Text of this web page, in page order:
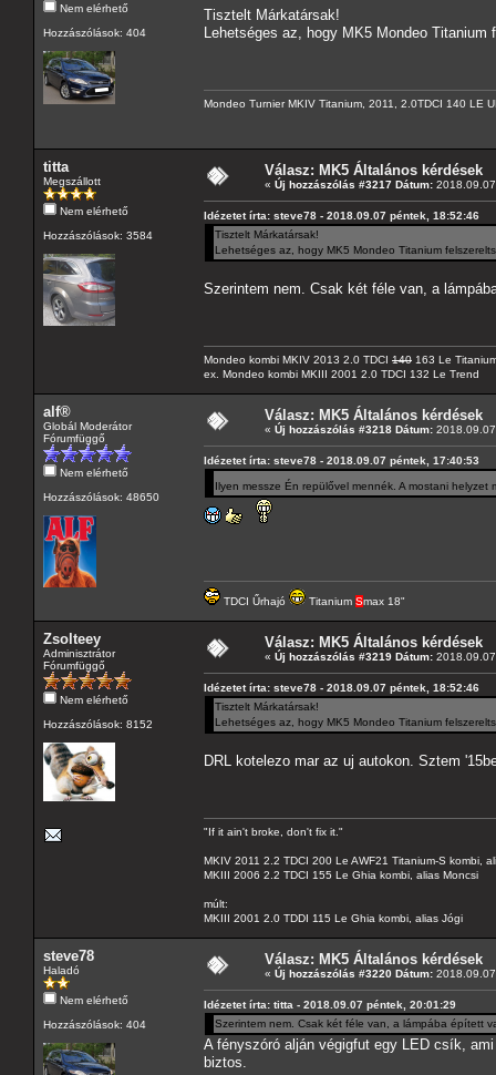
Nem elérhető
Hozzászólások: 404
Tisztelt Márkatársak!
Lehetséges az, hogy MK5 Mondeo
Mondeo Turnier MKIV Titanium, 2011, 2.0TDCI 140 LE
titta
Megszállott
Nem elérhető
Hozzászólások: 3584
Válasz: MK5 Általános kérdések
« Új hozzászólás #3217 Dátum:
Idézetet írta: steve78 - 2018.09.07 péntek, 18:52:46
Tisztelt Márkatársak!
Lehetséges az, hogy MK5 Mondeo Titanium
Szerintem nem. Csak két féle van, a
Mondeo kombi MKIV 2013 2.0 TDCI 140 163 Le
ex. Mondeo kombi MKIII 2001 2.0 TDCI 132 Le Trend
alf®
Globál Moderátor
Fórumfüggő
Nem elérhető
Hozzászólások: 48650
Válasz: MK5 Általános kérdések
« Új hozzászólás #3218 Dátum:
Idézetet írta: steve78 - 2018.09.07 péntek, 17:40:53
Ilyen messze Én repülővel mennék. A mostani
TDCI Űrhajó Titanium Smax 18"
Zsolteey
Adminisztrátor
Fórumfüggő
Nem elérhető
Hozzászólások: 8152
Válasz: MK5 Általános kérdések
« Új hozzászólás #3219 Dátum:
Idézetet írta: steve78 - 2018.09.07 péntek, 18:52:46
Tisztelt Márkatársak!
Lehetséges az, hogy MK5 Mondeo Titanium
DRL kotelezo mar az uj autokon. Sztem
"If it ain't broke, don't fix it."
MKIV 2011 2.2 TDCI 200 Le AWF21 Titanium-S kombi,
MKIII 2006 2.2 TDCI 155 Le Ghia kombi, alias Moncsi
múlt:
MKIII 2001 2.0 TDDI 115 Le Ghia kombi, alias Jógi
steve78
Haladó
Nem elérhető
Hozzászólások: 404
Válasz: MK5 Általános kérdések
« Új hozzászólás #3220 Dátum:
Idézetet írta: titta - 2018.09.07 péntek, 20:01:29
Szerintem nem. Csak két féle van, a lámpába épített
A fényszóró alján végigfut egy LED csík,
biztos.